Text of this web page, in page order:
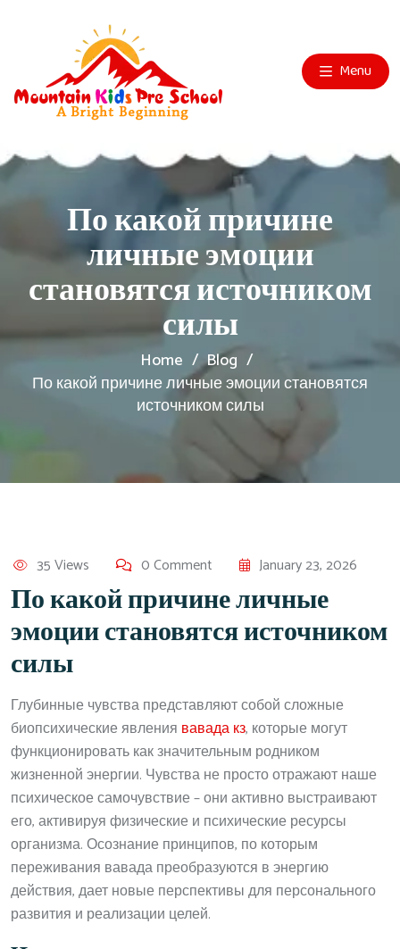
Menu
По какой причине
личные эмоции
становятся источником
силы
Home
Blog
По какой причине личные эмоции становятся
источником силы
35 Views 0 Comment January 23, 2026
По какой причине личные
эмоции становятся источником
силы
Глубинные чувства представляют собой сложные
биопсихические явления вавада кз, которые могут
функционировать как значительным родником
жизненной энергии. Чувства не просто отражают наше
психическое самочувствие – они активно выстраивают
его, активируя физические и психические ресурсы
организма. Осознание принципов, по которым
переживания вавада преобразуются в энергию
действия, дает новые перспективы для персонального
развития и реализации целей.